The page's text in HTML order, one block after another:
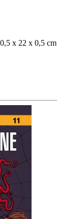
x 22 x 0,5 cm